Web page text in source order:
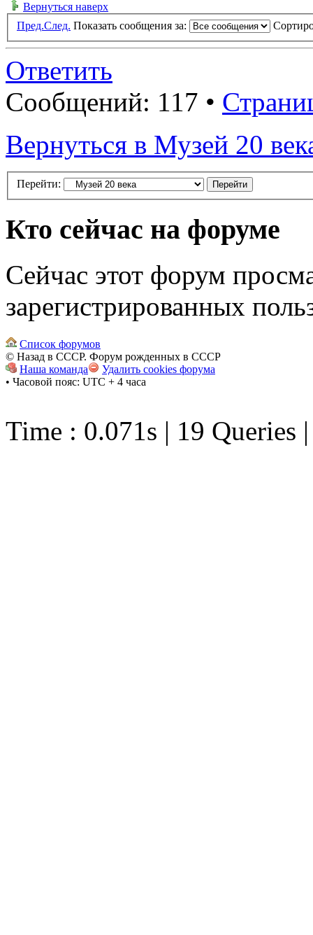
Вернуться наверх
Пред.След. Показать сообщения за:
Ответить
Сообщений: 117 •
Вернуться в Музей 20
Перейти:
Кто сейчас на форуме
Сейчас этот форум
зарегистрированных
Список форумов
© Назад в СССР. Форум рожденных в СССР
Наша команда
Удалить cookies форума
• Часовой пояс: UTC + 4 часа
Time : 0.071s | 19 Queries